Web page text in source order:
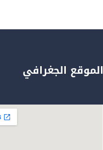
الموقع الجغرافي